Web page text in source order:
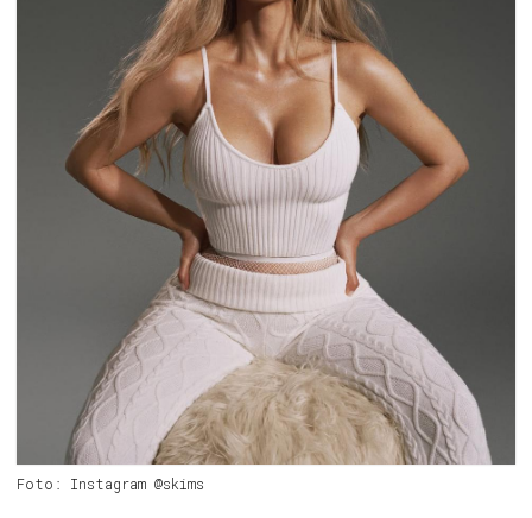
Foto: Instagram @skims